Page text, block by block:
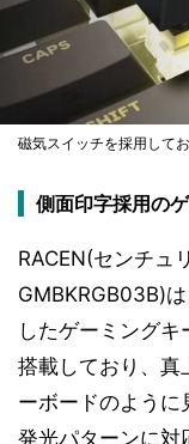
磁気スイッチを採用して
側面印字採用の
RACEN(センチュ
GMBKRGB03B)
したゲーミング
搭載しており、真
ーボードのように
発光パターンに対